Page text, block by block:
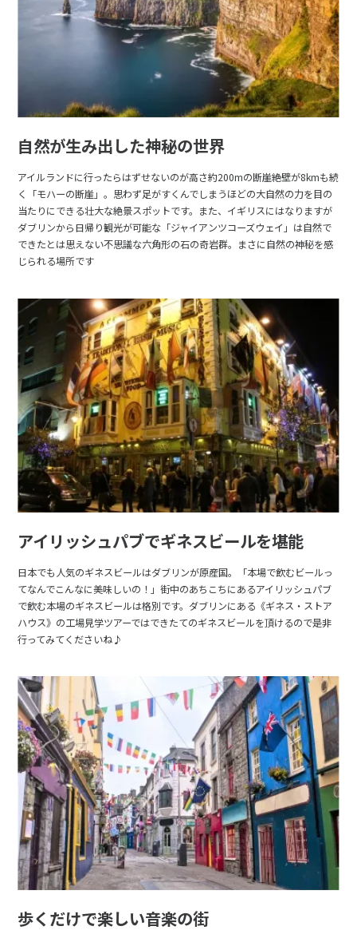
自然が生み出した神秘の世界
アイルランドに行ったらはずせないのが高さ約200mの断崖絶壁が8kmも続
く「モハーの断崖」。思わず足がすくんでしまうほどの大自然の力を目の
当たりにできる壮大な絶景スポットです。また、イギリスにはなりますが
ダブリンから日帰り観光が可能な「ジャイアンツコーズウェイ」は自然で
できたとは思えない不思議な六角形の石の奇岩群。まさに自然の神秘を感
じられる場所です
アイリッシュパブでギネスビールを堪能
日本でも人気のギネスビールはダブリンが原産国。「本場で飲むビールっ
てなんでこんなに美味しいの！」街中のあちこちにあるアイリッシュパブ
で飲む本場のギネスビールは格別です。ダブリンにある《ギネス・ストア
ハウス》の工場見学ツアーではできたてのギネスビールを頂けるので是非
行ってみてくださいね♪
歩くだけで楽しい音楽の街